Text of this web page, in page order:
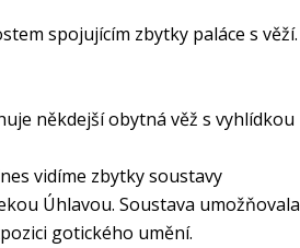
spojujícím zbytky paláce s věží.
někdejší obytná věž s vyhlídkou
vidíme zbytky soustavy
Úhlavou. Soustava umožňovala
gotického umění.